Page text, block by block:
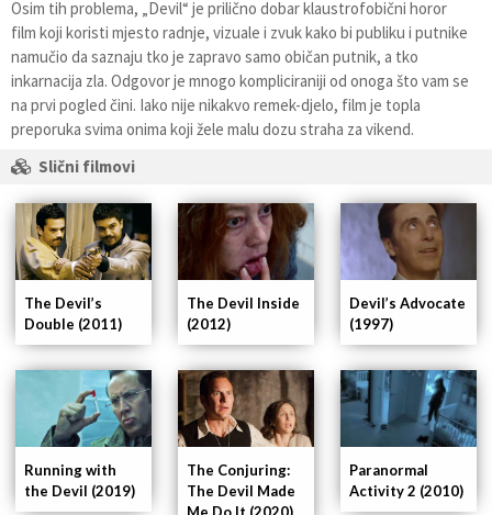
Osim tih problema, „Devil“ je prilično dobar klaustrofobični horor
film koji koristi mjesto radnje, vizuale i zvuk kako bi publiku i putnike
namučio da saznaju tko je zapravo samo običan putnik, a tko
inkarnacija zla. Odgovor je mnogo kompliciraniji od onoga što vam se
na prvi pogled čini. Iako nije nikakvo remek-djelo, film je topla
preporuka svima onima koji žele malu dozu straha za vikend.
Slični filmovi
The Conjuring:
The Devil Made
Running with
the Devil (2019)
Devil’s Advocate
(1997)
The Devil Inside
(2012)
The Devil’s
Double (2011)
Paranormal
Activity 2 (2010)